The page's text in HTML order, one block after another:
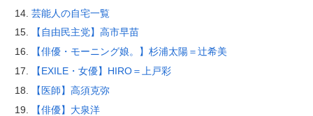
芸能人の自宅一覧
【自由民主党】高市早苗
【俳優・モーニング娘。】杉浦太陽＝辻希美
【EXILE・女優】HIRO＝上戸彩
【医師】高須克弥
【俳優】大泉洋